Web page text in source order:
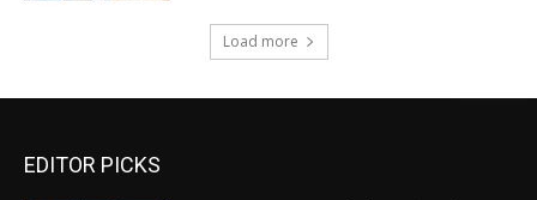
Load more
EDITOR PICKS